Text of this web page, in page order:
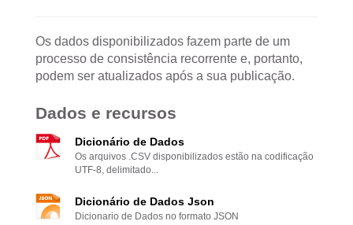
Os dados disponibilizados fazem parte de um
processo de consistência recorrente e, portanto,
podem ser atualizados após a sua publicação.
Dados e recursos
Dicionário de Dados
Os arquivos .CSV disponibilizados estão na codificação
UTF-8, delimitado...
Dicionário de Dados Json
Dicionario de Dados no formato JSON